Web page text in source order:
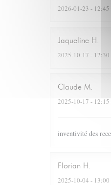
2026-01-23 - 12:45
Jaqueline H
2025-10-17 - 12:30
Claude M
2025-10-17 - 12:15
inventivité des
Florian H
2025-10-04 - 13:00